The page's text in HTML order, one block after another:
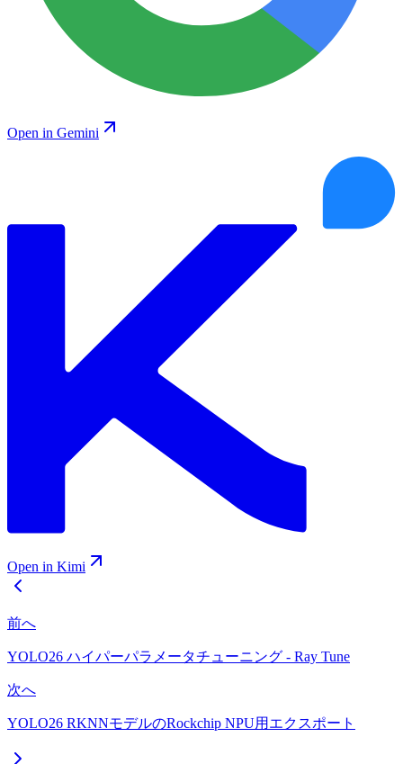
Open in Gemini
Open in Kimi
前へ
YOLO26 ハイパーパラメータチューニング - Ray Tune
次へ
YOLO26 RKNNモデルのRockchip NPU用エクスポート